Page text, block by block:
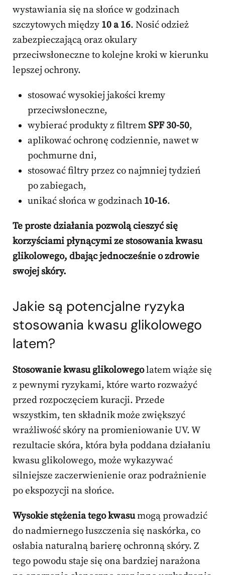
wystawiania się na słońce w godzinach
szczytowych między 10 a 16. Nosić odzież
zabezpieczającą oraz okulary
przeciwsłoneczne to kolejne kroki w kierunku
lepszej ochrony.
stosować wysokiej jakości kremy
przeciwsłoneczne,
wybierać produkty z filtremSPF 30-50,
aplikować ochronę codziennie, nawet w
pochmurne dni,
stosować filtry przez co najmniej tydzień
po zabiegach,
unikać słońca w godzinach 10-16.
Te proste działania pozwolą cieszyć się
korzyściami płynącymi ze stosowania kwasu
glikolowego, dbając jednocześnie o zdrowie
swojej skóry.
Jakie są potencjalne ryzyka
stosowania kwasu glikolowego
latem?
Stosowanie kwasu glikolowegolatem wiąże się
z pewnymi ryzykami, które warto rozważyć
przed rozpoczęciem kuracji. Przede
wszystkim, ten składnik może zwiększyć
wrażliwość skóry na promieniowanie UV. W
rezultacie skóra, która była poddana działaniu
kwasu glikolowego, może wykazywać
silniejsze zaczerwienienie oraz podrażnienie
po ekspozycji na słońce.
Wysokie stężenia tego kwasumogą prowadzić
do nadmiernego łuszczenia się naskórka, co
osłabia naturalną barierę ochronną skóry. Z
tego powodu staje się ona bardziej narażona